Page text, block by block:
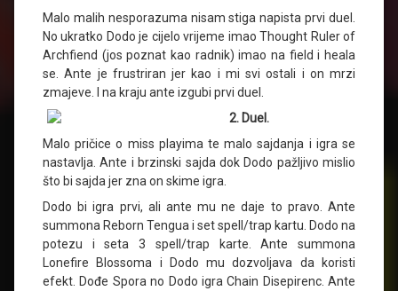
Malo malih nesporazuma nisam stiga napista prvi duel.
No ukratko Dodo je cijelo vrijeme imao Thought Ruler of
Archfiend (jos poznat kao radnik) imao na field i heala
se. Ante je frustriran jer kao i mi svi ostali i on mrzi
zmajeve. I na kraju ante izgubi prvi duel.
2. Duel.
Malo pričice o miss playima te malo sajdanja i igra se
nastavlja. Ante i brzinski sajda dok Dodo pažljivo mislio
što bi sajda jer zna on skime igra.
Dodo bi igra prvi, ali ante mu ne daje to pravo. Ante
summona Reborn Tengua i set spell/trap kartu. Dodo na
potezu i seta 3 spell/trap karte. Ante summona
Lonefire Blossoma i Dodo mu dozvoljava da koristi
efekt. Dođe Spora no Dodo igra Chain Disepirenc. Ante